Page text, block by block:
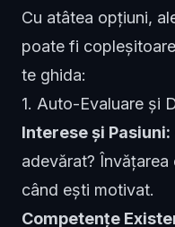
Cu atâtea opțiuni,
poate fi
te ghida:
1. Auto-Evaluare și
Interese și Pasiuni:
adevărat?
când ești motivat.
Competențe